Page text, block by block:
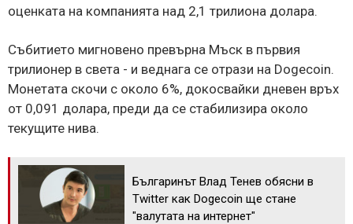
оценката на компанията над 2,1 трилиона долара.
Събитието мигновено превърна Мъск в първия
трилионер в света - и веднага се отрази на Dogecoin.
Монетата скочи с около 6%, докосвайки дневен връх
от 0,091 долара, преди да се стабилизира около
текущите нива.
Българинът Влад Тенев обясни в
Twitter как Dogecoin ще стане
"валутата на интернет"